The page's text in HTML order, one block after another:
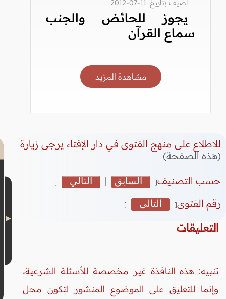
أضيف بتاريخ: 11-07-2012
يجوز للحائض والجنب
سماع القرآن
مشاهدة المزيد
للاطلاع على منهج الفتوى في دار الإفتاء يرجى زيارة
(هذه الصفحة)
حسب التصنيف[ السابق | التالي ]
رقم الفتوى[ التالي ]
التعليقات
تنبيه: هذه النافذة غير مخصصة للأسئلة الشرعية،
وإنما للتعليق على الموضوع المنشور لتكون محل